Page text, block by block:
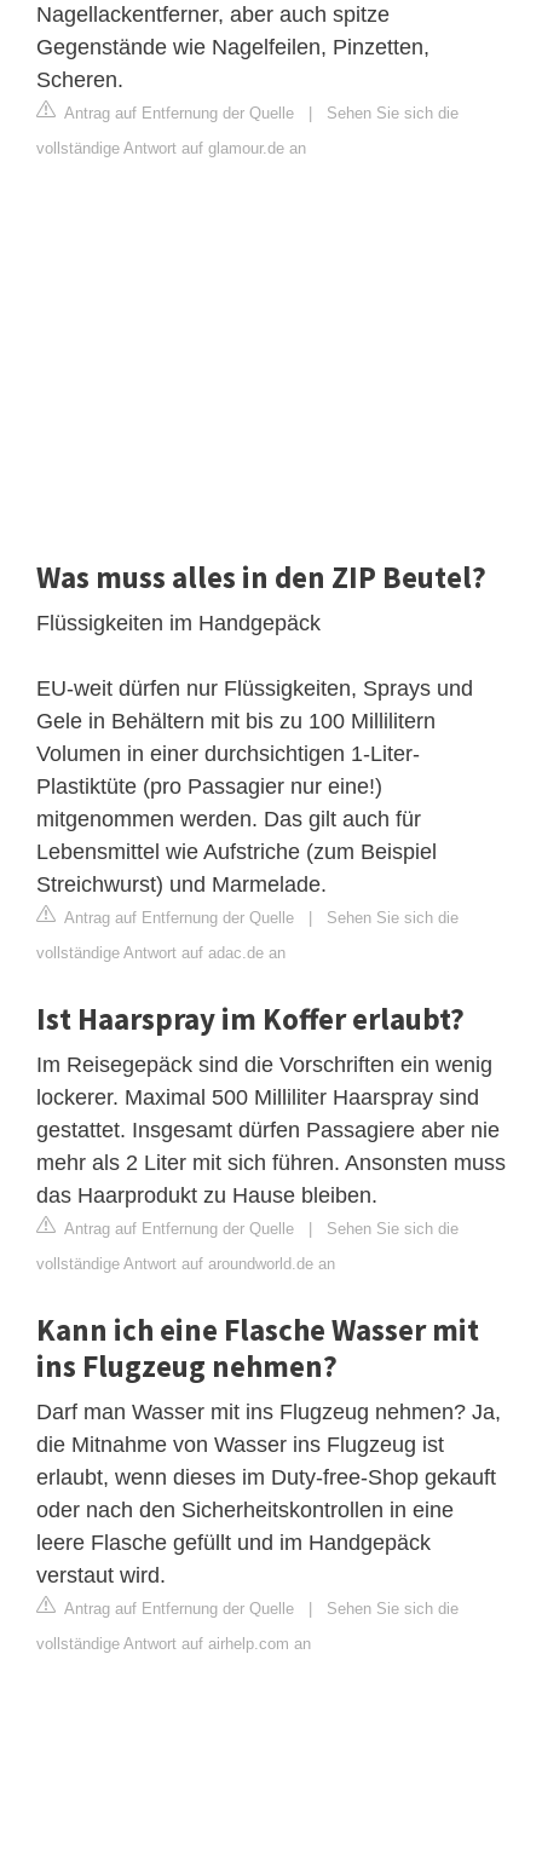
Nagellackentferner, aber auch spitze
Gegenstände wie Nagelfeilen, Pinzetten,
Scheren.
Antrag auf Entfernung der Quelle | Sehen Sie sich die
vollständige Antwort auf glamour.de an
Was muss alles in den ZIP Beutel?
Flüssigkeiten im Handgepäck
EU-weit dürfen nur Flüssigkeiten, Sprays und
Gele in Behältern mit bis zu 100 Millilitern
Volumen in einer durchsichtigen 1-Liter-
Plastiktüte (pro Passagier nur eine!)
mitgenommen werden. Das gilt auch für
Lebensmittel wie Aufstriche (zum Beispiel
Streichwurst) und Marmelade.
Antrag auf Entfernung der Quelle | Sehen Sie sich die
vollständige Antwort auf adac.de an
Ist Haarspray im Koffer erlaubt?
Im Reisegepäck sind die Vorschriften ein wenig
lockerer. Maximal 500 Milliliter Haarspray sind
gestattet. Insgesamt dürfen Passagiere aber nie
mehr als 2 Liter mit sich führen. Ansonsten muss
das Haarprodukt zu Hause bleiben.
Antrag auf Entfernung der Quelle | Sehen Sie sich die
vollständige Antwort auf aroundworld.de an
Kann ich eine Flasche Wasser mit
ins Flugzeug nehmen?
Darf man Wasser mit ins Flugzeug nehmen? Ja,
die Mitnahme von Wasser ins Flugzeug ist
erlaubt, wenn dieses im Duty-free-Shop gekauft
oder nach den Sicherheitskontrollen in eine
leere Flasche gefüllt und im Handgepäck
verstaut wird.
Antrag auf Entfernung der Quelle | Sehen Sie sich die
vollständige Antwort auf airhelp.com an